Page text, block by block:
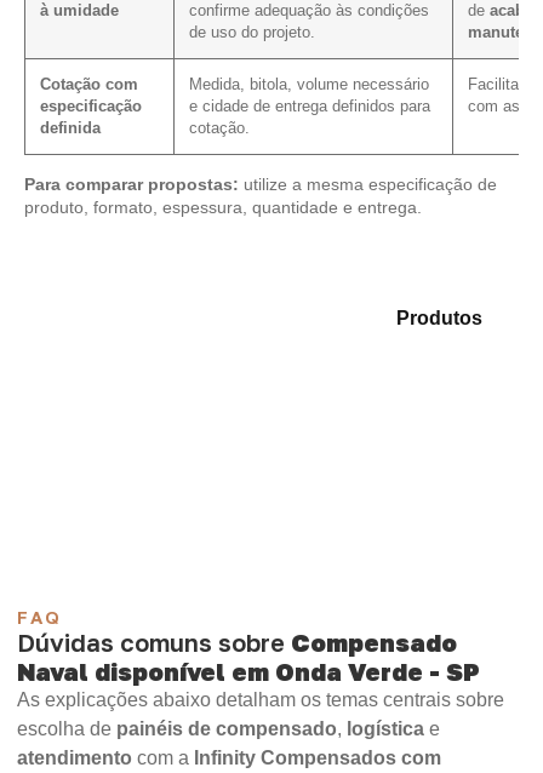
à umidade
confirme adequação às condições
de uso do projeto.
de
Cotação com
especificação
definida
Medida, bitola, volume necessário
e cidade de entrega definidos para
cotação.
Facilita a
com as
Para comparar propostas: utilize a mesma especificação de
produto, formato, espessura, quantidade e entrega.
Produtos
FAQ
Dúvidas comuns sobre Compensado
Naval disponível em Onda Verde - SP
As explicações abaixo detalham os temas centrais sobre
escolha de painéis de compensado, logística e
atendimento com a Infinity Compensados com